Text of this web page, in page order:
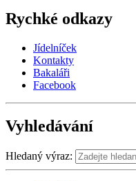
Rychké odkazy
Jídelníček
Kontakty
Bakaláři
Facebook
Vyhledávání
Hledaný výraz: